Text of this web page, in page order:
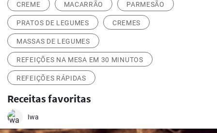
CREME MACARRÃO PARMESÃO
PRATOS DE LEGUMES CREMES
MASSAS DE LEGUMES
REFEIÇÕES NA MESA EM 30 MINUTOS
REFEIÇÕES RÁPIDAS
Receitas favoritas
Iwa